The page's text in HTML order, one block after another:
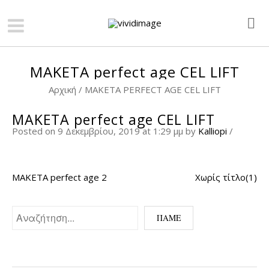
MAKETA perfect age CEL LIFT
Αρχική / MAKETA PERFECT AGE CEL LIFT
MAKETA perfect age CEL LIFT
Posted on 9 Δεκεμβρίου, 2019 at 1:29 μμ by Kalliopi /
MAKETA perfect age 2 Χωρίς τίτλο(1)